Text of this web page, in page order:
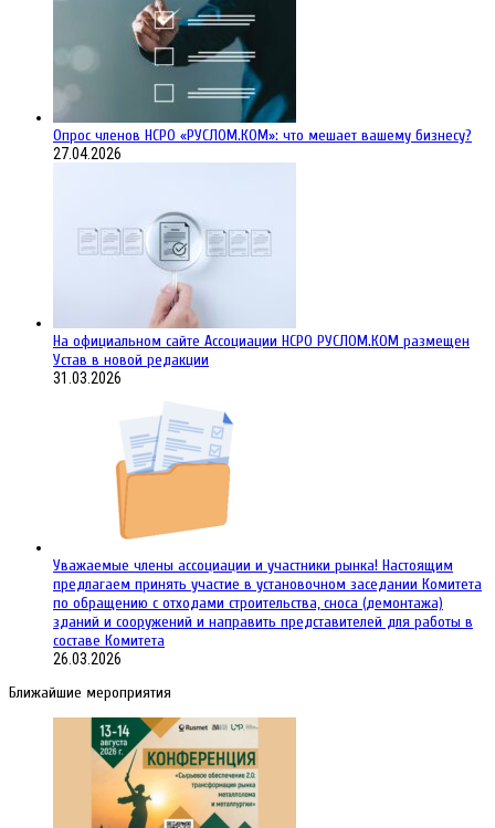
Опрос членов НСРО «РУСЛОМ.КОМ»: что мешает вашему бизнесу?
27.04.2026
На официальном сайте Ассоциации НСРО РУСЛОМ.КОM размещен
Устав в новой редакции
31.03.2026
Уважаемые члены ассоциации и участники рынка! Настоящим
предлагаем принять участие в установочном заседании Комитета
по обращению с отходами строительства, сноса (демонтажа)
зданий и сооружений и направить представителей для работы в
составе Комитета
26.03.2026
Ближайшие мероприятия